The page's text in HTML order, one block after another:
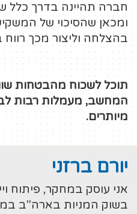
חברה תהיינה בדרך כלל
ומכאן שהסיכוי של
בהצלחה וליצור מכך רווח
תוכל לשכוח מהבטחות
המחשב, מעמלות רבות
מיותרים.
יורם ברזני
אני עוסק במחקר, פיתוח